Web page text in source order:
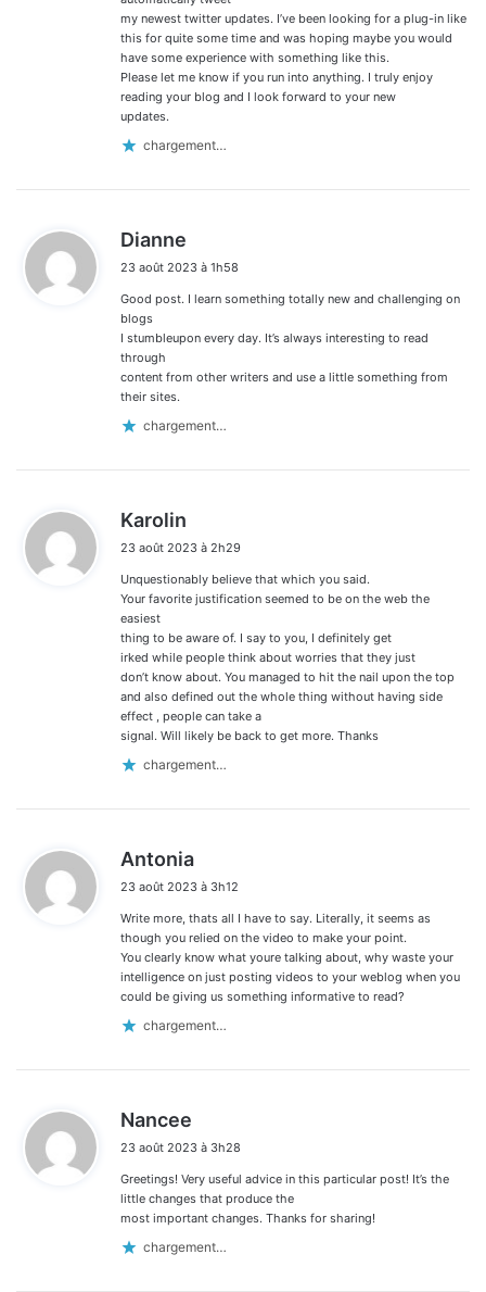
my newest twitter updates. I’ve been looking for a plug-in like
this for quite some time and was hoping maybe you would
have some experience with something like this.
Please let me know if you run into anything. I truly enjoy
reading your blog and I look forward to your new
updates.
chargement…
Dianne
t
23 août 2023 à 1h58
Good post. I learn something totally new and challenging on
blogs
I stumbleupon every day. It’s always interesting to read
through
content from other writers and use a little something from
their sites.
chargement…
Karolin
t
:
23 août 2023 à 2h29
Unquestionably believe that which you said.
Your favorite justification seemed to be on the web the
easiest
thing to be aware of. I say to you, I definitely get
irked while people think about worries that they just
don’t know about. You managed to hit the nail upon the top
and also defined out the whole thing without having side
effect , people can take a
signal. Will likely be back to get more. Thanks
chargement…
Antonia
t
:
23 août 2023 à 3h12
Write more, thats all I have to say. Literally, it seems as
though you relied on the video to make your point.
You clearly know what youre talking about, why waste your
intelligence on just posting videos to your weblog when you
could be giving us something informative to read?
chargement…
Nancee
t
:
23 août 2023 à 3h28
Greetings! Very useful advice in this particular post! It’s the
little changes that produce the
most important changes. Thanks for sharing!
chargement…